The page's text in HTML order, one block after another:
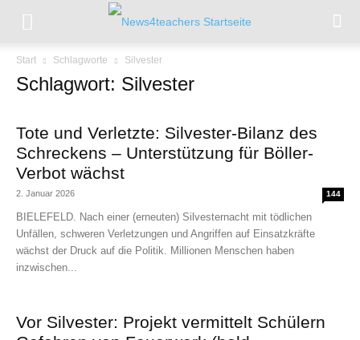
Start Schlagworte Silvester
Schlagwort: Silvester
Tote und Verletzte: Silvester-Bilanz des
Schreckens – Unterstützung für Böller-
Verbot wächst
2. Januar 2026 144
BIELEFELD. Nach einer (erneuten) Silvesternacht mit tödlichen
Unfällen, schweren Verletzungen und Angriffen auf Einsatzkräfte
wächst der Druck auf die Politik. Millionen Menschen haben
inzwischen...
Vor Silvester: Projekt vermittelt Schülern